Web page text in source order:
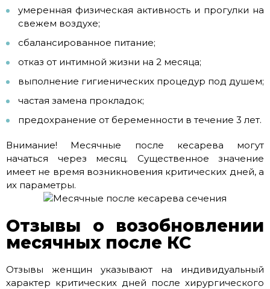
умеренная физическая активность и прогулки на
свежем воздухе;
сбалансированное питание;
отказ от интимной жизни на 2 месяца;
выполнение гигиенических процедур под душем;
частая замена прокладок;
предохранение от беременности в течение 3 лет.
Внимание! Месячные после кесарева могут
начаться через месяц. Существенное значение
имеет не время возникновения критических дней, а
их параметры.
Отзывы о возобновлении
месячных после КС
Отзывы женщин указывают на индивидуальный
характер критических дней после хирургического